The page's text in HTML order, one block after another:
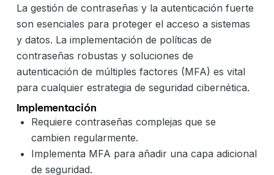
La gestión de contraseñas y la autenticación fuerte
son esenciales para proteger el acceso a sistemas
y datos. La implementación de políticas de
contraseñas robustas y soluciones de
autenticación de múltiples factores (MFA) es vital
para cualquier estrategia de seguridad cibernética.
Implementación
Requiere contraseñas complejas que se
cambien regularmente.
Implementa MFA para añadir una capa adicional
de seguridad.